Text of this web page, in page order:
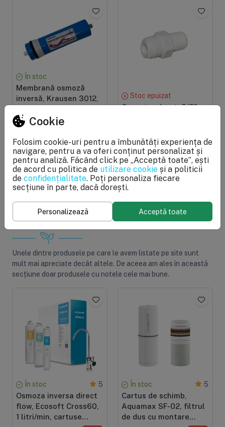
În stoc
Membrană osmoză
inversă, Krausen 3012,
0,0001 microni, elimină
până la 98% TDS
PRP: 800 lei
Stoc epuizat
Conector drept, 3/8"
mufa rapida pentru
furtun de 9 mm
PRP: 18 lei
15 lei
Top filtre de apă, dedurizatoare și
consumabile
Unele dintre produsele pe care le avem listate pe site sunt
mult mai apreciate decât altele. De aceea am ales în această
secțiune doar produsele cu notele cele mai bune.
În stoc 5
Osmoza inversa direct
flow, Ecosoft Cross60,
1 litri/min, cartuse
În stoc 5
Cartus de schimb,
Aquamax SF-02, filtrul
de dus cu montare
Cookie
Folosim cookie-uri pentru a îmbunătăți experiența de
navigare, pentru a va oferi conținut personalizat și
pentru analiză. Făcând click pe „Acceptă toate”, ești
de acord cu politica de utilizare cookie și a politicii
de confidențialitate. Poți personaliza fiecare
secțiune în parte, dacă dorești.
Personalizează Acceptă toate